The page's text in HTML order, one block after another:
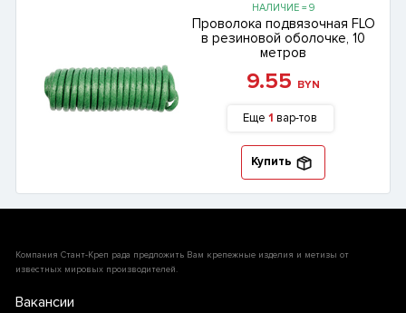
НАЛИЧИЕ = 9
Проволока подвязочная FLO
в резиновой оболочке, 10
метров
9.55 BYN
Еще 1 вар-тов
Купить
Компания Стант-Креп рада предложить Вам крепежные изделия и метизы от
известных мировых производителей.
Вакансии